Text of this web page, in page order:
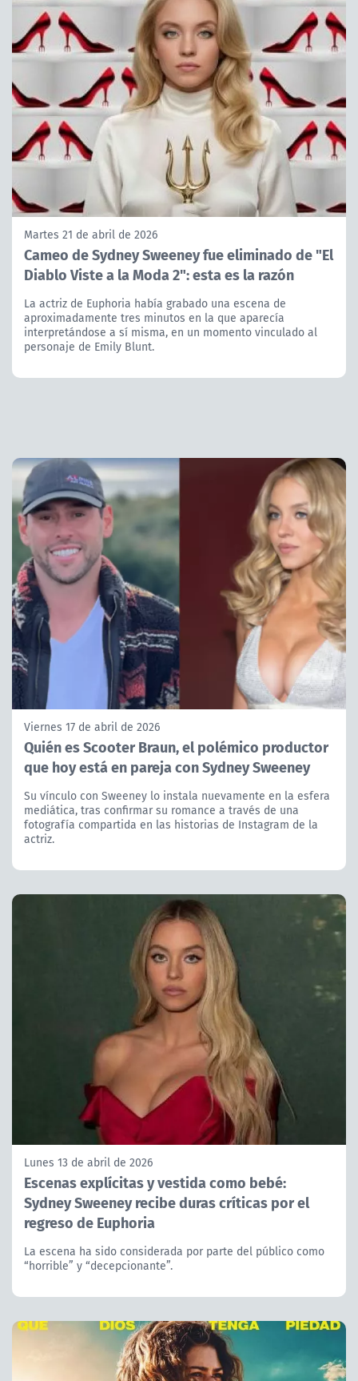
Martes 21 de abril de 2026
Cameo de Sydney Sweeney fue eliminado de "El
Diablo Viste a la Moda 2": esta es la razón
La actriz de Euphoria había grabado una escena de
aproximadamente tres minutos en la que aparecía
interpretándose a sí misma, en un momento vinculado al
personaje de Emily Blunt.
Viernes 17 de abril de 2026
Quién es Scooter Braun, el polémico productor
que hoy está en pareja con Sydney Sweeney
Su vínculo con Sweeney lo instala nuevamente en la esfera
mediática, tras confirmar su romance a través de una
fotografía compartida en las historias de Instagram de la
actriz.
Lunes 13 de abril de 2026
Escenas explícitas y vestida como bebé:
Sydney Sweeney recibe duras críticas por el
regreso de Euphoria
La escena ha sido considerada por parte del público como
“horrible” y “decepcionante”.